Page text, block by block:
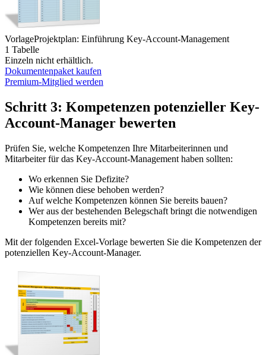
VorlageProjektplan: Einführung Key-Account-Management
1 Tabelle
Einzeln nicht erhältlich.
Dokumentenpaket kaufen
Premium-Mitglied werden
Schritt 3: Kompetenzen potenzieller Key-
Account-Manager bewerten
Prüfen Sie, welche Kompetenzen Ihre Mitarbeiterinnen und
Mitarbeiter für das Key-Account-Management haben sollten:
Wo erkennen Sie Defizite?
Wie können diese behoben werden?
Auf welche Kompetenzen können Sie bereits bauen?
Wer aus der bestehenden Belegschaft bringt die notwendigen
Kompetenzen bereits mit?
Mit der folgenden Excel-Vorlage bewerten Sie die Kompetenzen der
potenziellen Key-Account-Manager.